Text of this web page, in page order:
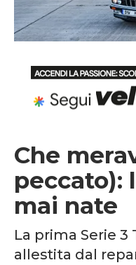
Che
peccato):
mai nate
La prima Serie
allestita dal